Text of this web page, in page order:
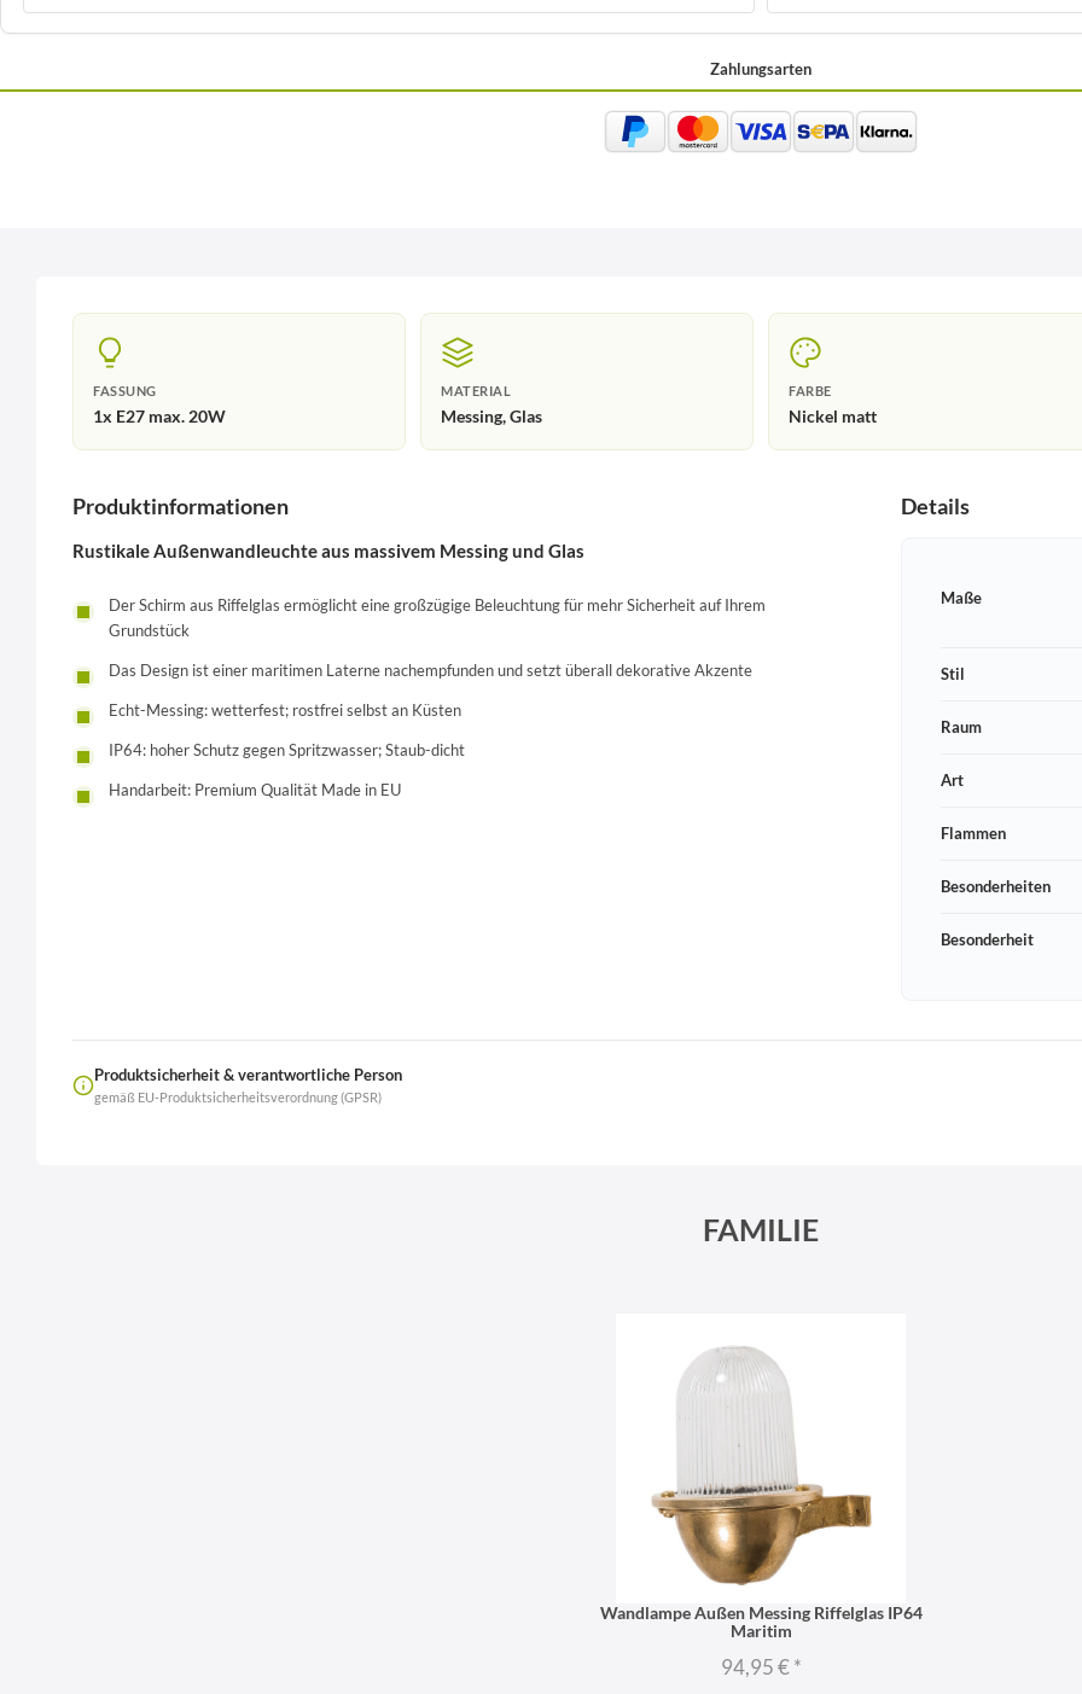
Zahlungsarten
FASSUNG
1x E27 max. 20W
MATERIAL
Messing, Glas
FARBE
Nickel matt
Produktinformationen
Rustikale Außenwandleuchte aus massivem Messing und Glas
Der Schirm aus Riffelglas ermöglicht eine großzügige Beleuchtung für mehr Sicherheit auf Ihrem
Grundstück
Das Design ist einer maritimen Laterne nachempfunden und setzt überall dekorative Akzente
Echt-Messing: wetterfest; rostfrei selbst an Küsten
IP64: hoher Schutz gegen Spritzwasser; Staub-dicht
Handarbeit: Premium Qualität Made in EU
Details
Maße
Stil
Raum
Art
Flammen
Besonderheiten
Besonderheit
Produktsicherheit & verantwortliche Person
gemäß EU-Produktsicherheitsverordnung (GPSR)
FAMILIE
Wandlampe Außen Messing Riffelglas IP64
Maritim
94,95 €*